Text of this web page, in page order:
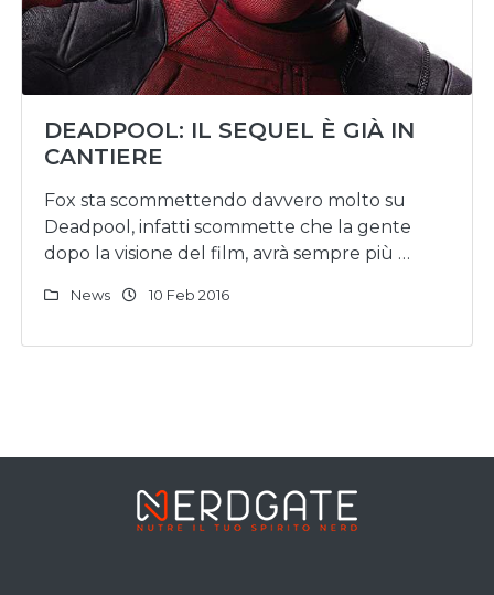
DEADPOOL: IL SEQUEL È GIÀ IN
CANTIERE
Fox sta scommettendo davvero molto su
Deadpool, infatti scommette che la gente
dopo la visione del film, avrà sempre più …
News 10 Feb 2016